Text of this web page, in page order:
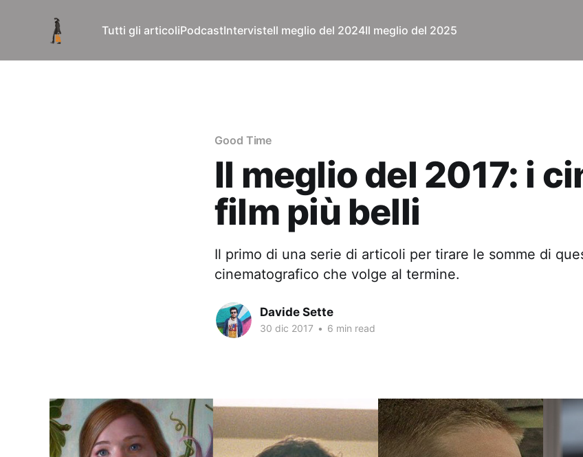
Tutti gli articoliPodcastIntervisteIl meglio del 2024Il meglio del 2025
Good Time
Il meglio del 2017: i
film più belli
Il primo di una serie di articoli per tirare le somme di
cinematografico che volge al termine.
Davide Sette
30 dic 2017 • 6 min read